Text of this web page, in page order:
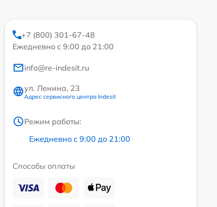
+7 (800) 301-67-48
Ежедневно с 9:00 до 21:00
info@re-indesit.ru
ул. Ленина, 23
Адрес сервисного центра Indesit
Режим работы:
Ежедневно с 9:00 до 21:00
Способы оплаты